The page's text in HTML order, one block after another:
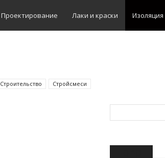
Проектирование Лаки и краски Изоляция
Строительство Стройсмеси